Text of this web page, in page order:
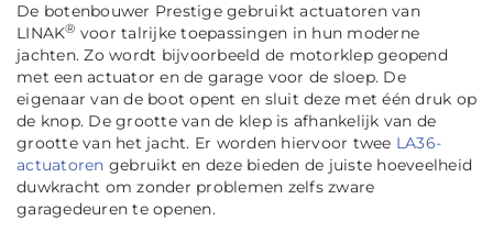
De botenbouwer Prestige gebruikt actuatoren van
LINAK® voor talrijke toepassingen in hun moderne
jachten. Zo wordt bijvoorbeeld de motorklep geopend
met een actuator en de garage voor de sloep. De
eigenaar van de boot opent en sluit deze met één druk op
de knop. De grootte van de klep is afhankelijk van de
grootte van het jacht. Er worden hiervoor twee LA36-
actuatoren gebruikt en deze bieden de juiste hoeveelheid
duwkracht om zonder problemen zelfs zware
garagedeuren te openen.